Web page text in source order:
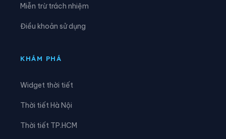
Xã Vĩnh Thực
Miễn trừ trách nhiệm
Điều khoản sử dụng
KHÁM PHÁ
Widget thời tiết
Thời tiết Hà Nội
Thời tiết TP.HCM